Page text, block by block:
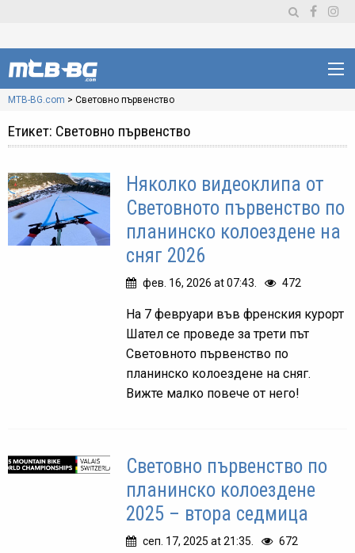
MTB-BG.com > Световно първенство
Етикет: Световно първенство
Няколко видеоклипа от
Световното първенство по
планинско колоездене на
сняг 2026
фев. 16, 2026 at 07:43. 472
На 7 февруари във френския курорт
Шател се проведе за трети път
Световното първенство по
планинско колоездене на сняг.
Вижте малко повече от него!
Световно първенство по
планинско колоездене
2025 – втора седмица
сеп. 17, 2025 at 21:35. 672